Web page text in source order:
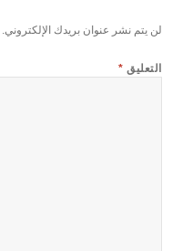
لن يتم نشر عنوان بريدك الإلكتروني.
التعليق *